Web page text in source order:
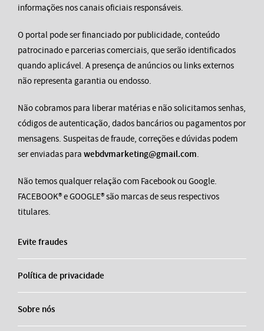
informações nos canais oficiais responsáveis.
O portal pode ser financiado por publicidade, conteúdo
patrocinado e parcerias comerciais, que serão identificados
quando aplicável. A presença de anúncios ou links externos
não representa garantia ou endosso.
Não cobramos para liberar matérias e não solicitamos senhas,
códigos de autenticação, dados bancários ou pagamentos por
mensagens. Suspeitas de fraude, correções e dúvidas podem
ser enviadas para webdvmarketing@gmail.com.
Não temos qualquer relação com Facebook ou Google.
FACEBOOK® e GOOGLE® são marcas de seus respectivos
titulares.
Evite fraudes
Política de privacidade
Sobre nós